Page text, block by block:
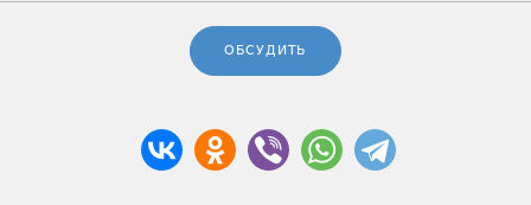
ОБСУДИТЬ